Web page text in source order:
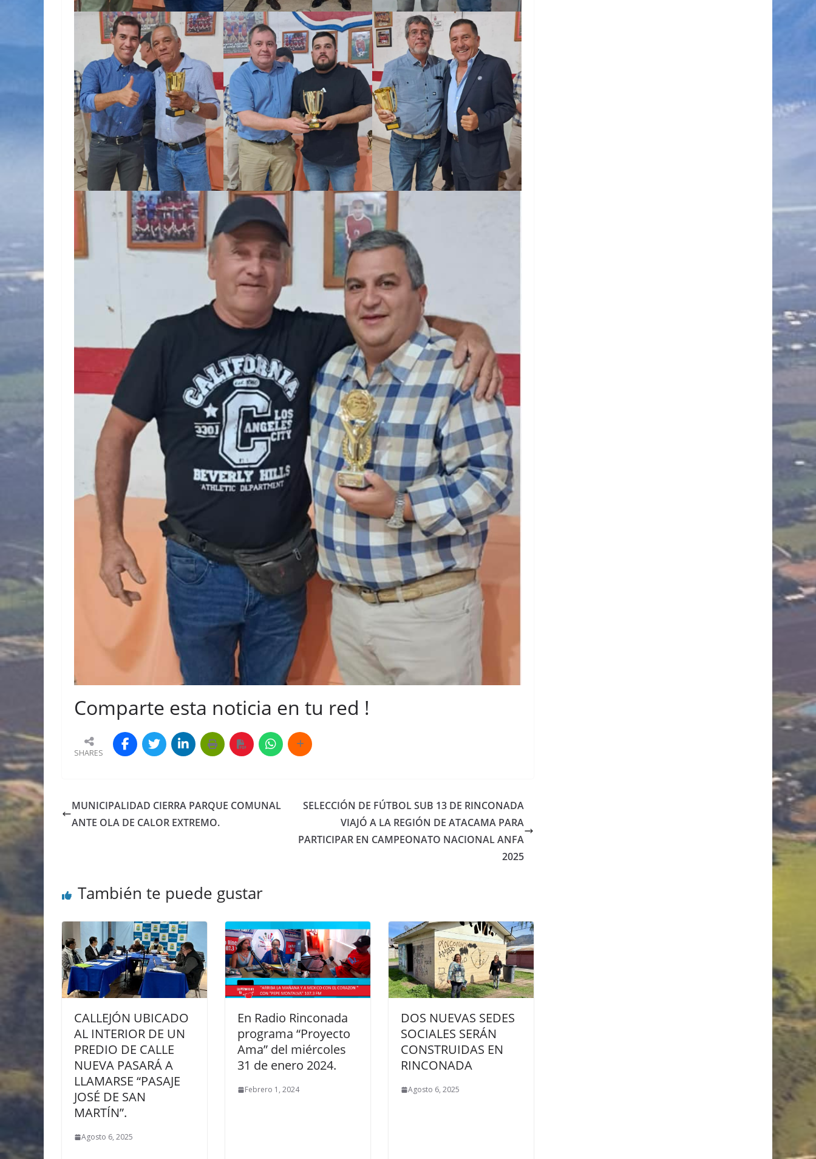
Comparte esta noticia en tu red !
SHARES
MUNICIPALIDAD CIERRA PARQUE COMUNAL
ANTE OLA DE CALOR EXTREMO.
SELECCIÓN DE FÚTBOL SUB 13 DE RINCONADA
VIAJÓ A LA REGIÓN DE ATACAMA PARA
PARTICIPAR EN CAMPEONATO NACIONAL ANFA
2025
También te puede gustar
CALLEJÓN UBICADO
AL INTERIOR DE UN
PREDIO DE CALLE
NUEVA PASARÁ A
LLAMARSE “PASAJE
JOSÉ DE SAN
MARTÍN”.
Agosto 6, 2025
En Radio Rinconada
programa “Proyecto
Ama” del miércoles
31 de enero 2024.
Febrero 1, 2024
DOS NUEVAS SEDES
SOCIALES SERÁN
CONSTRUIDAS EN
RINCONADA
Agosto 6, 2025